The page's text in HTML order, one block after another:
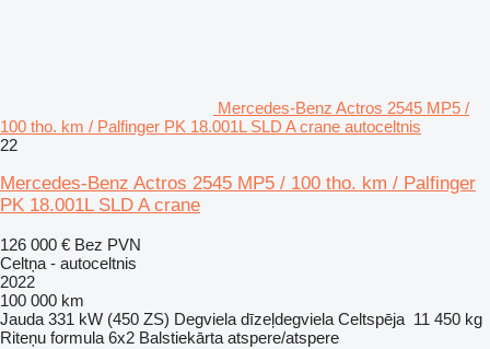
Mercedes-Benz Actros 2545 MP5 /
100 tho. km / Palfinger PK 18.001L SLD A crane autoceltnis
22
Mercedes-Benz Actros 2545 MP5 / 100 tho. km / Palfinger
PK 18.001L SLD A crane
126 000 € Bez PVN
Celtņa - autoceltnis
2022
100 000 km
Jauda 331 kW (450 ZS) Degviela dīzeļdegviela Celtspēja 11 450 kg
Riteņu formula 6x2 Balstiekārta atspere/atspere